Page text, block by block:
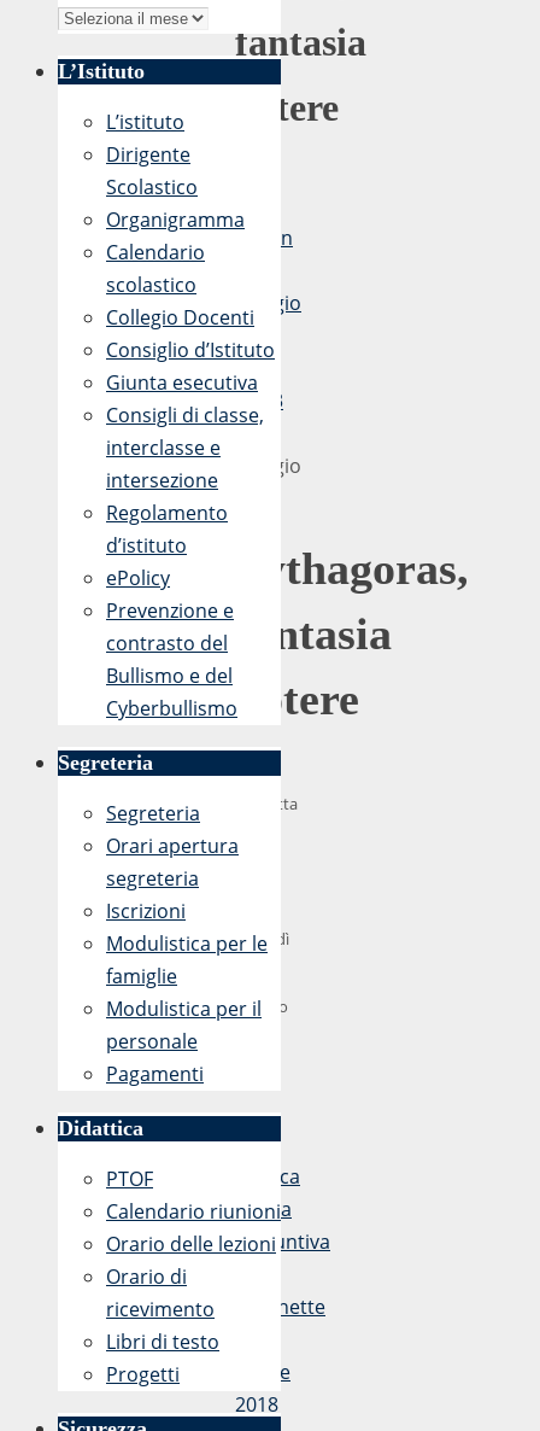
fantasia
al
potere
admin
Maggio
2018
-
17:33
7
Maggio
Pythagoras,
fantasia
potere
Gazzetta
del
Giovedì
Maggio
«
Revoca
Figura
Aggiuntiva
Racchette
classe
2018
Archivio
L’Istituto
L’istituto
Dirigente
Scolastico
Organigramma
Calendario
scolastico
Collegio Docenti
Consiglio d’Istituto
Giunta esecutiva
Consigli di classe,
interclasse e
intersezione
Regolamento
d’istituto
ePolicy
Prevenzione e
contrasto del
Bullismo e del
Cyberbullismo
Segreteria
Segreteria
Orari apertura
segreteria
Iscrizioni
Modulistica per le
famiglie
Modulistica per il
personale
Pagamenti
Didattica
PTOF
Calendario riunioni
Orario delle lezioni
Orario di
ricevimento
Libri di testo
Progetti